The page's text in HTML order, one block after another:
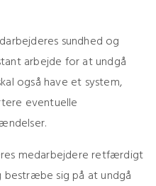
sundhed og
arbejde for at undgå
også have et system,
eventuelle
medarbejdere retfærdigt
sig på at undgå